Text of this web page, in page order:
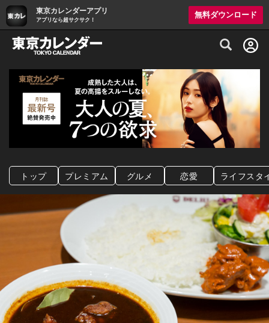
東京カレンダーアプリ
アプリなら超サクサク！
無料ダウンロード
グルメ情報・プレミアムレストラン予約
トップ プレミアム グルメ 恋愛 ライフスタ